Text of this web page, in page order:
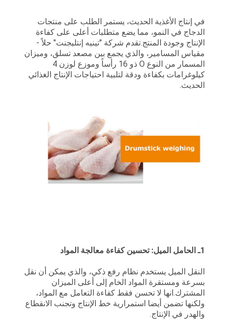
خريطة
الموقع
سياسة
الخصوصية
في إنتاج الأغذية الحديث، يستمر الطلب على منتجات
الدجاج في النمو، مما يضع متطلبات أعلى على كفاءة
الإنتاج وجودة المنتج.تقدم شركة "تينيه إنتليجنت" حلاً -
مقياس المسامير، والذي يجمع بين مصعد تسلق، وميزان
المسمار من النوع O ذو 16 رأساً وموزع لوزن 4
كيلوغرامات بكفاءة ودقة لتلبية احتياجات الإنتاج الغذائي
الحديث.
1ـ الحامل الميل: تحسين كفاءة معالجة المواد
النقل الميل يستخدم نظام رفع ذكي، والذي يمكن أن نقل
بسرعة ومستقرة المواد الخام إلى أعلى الميزان
المشترك.انها لا تحسن فقط كفاءة التعامل مع المواد،
ولكنها تضمن أيضا استمرارية خط الإنتاج وتجنب الانقطاع
والهدر في الإنتاج.